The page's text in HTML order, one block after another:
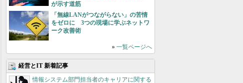
が示す道筋
「無線LANがつながらない」の苦情
をゼロに 3つの現場に学ぶネットワ
ーク改善術
» 一覧ページへ
経営とIT 新着記事
情報システム部門担当者のキャリアに関する